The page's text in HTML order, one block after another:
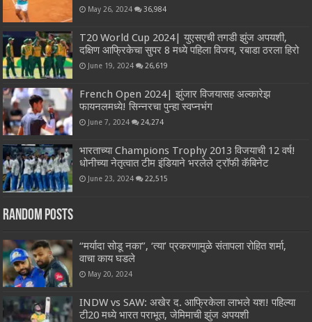
May 26, 2024 36,984
T20 World Cup 2024| युएसएची तगडी झुंज अपयशी,
दक्षिण आफ्रिकेचा सुपर 8 मध्ये पहिला विजय, रबाडा ठरला हिरो
June 19, 2024 26,619
French Open 2024| झुंजार विजयासह अल्कारेझ
फायनलमध्ये! सिन्नरचा पुन्हा स्वप्नभंग
June 7, 2024 24,274
भारताच्या Champions Trophy 2013 विजयाची 12 वर्ष!
धोनीच्या नेतृत्वात टीम इंडियाने भरलेले ट्रॉफी कॅबिनेट
June 23, 2024 22,515
Random Posts
“मर्यादा सोडू नका”, ‘त्या’ प्रकरणामुळे संतापला रोहित शर्मा,
वाचा काय घडले
May 20, 2024
INDW vs SAW: अखेर द. आफ्रिकेला लाभले यश! पहिल्या
टी20 मध्ये भारत पराभूत, जेमिमाची झुंज अपयशी